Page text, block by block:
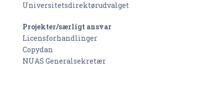
Universitetsdirektørudvalget
Projekter/særligt ansvar
Licensforhandlinger
Copydan
NUAS Generalsekretær